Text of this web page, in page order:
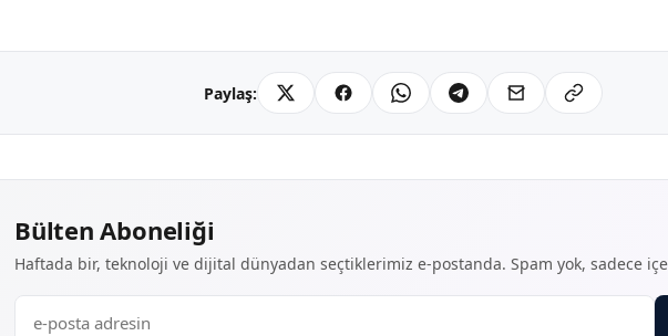
Paylaş:
Bülten Aboneliği
Haftada bir, teknoloji ve dijital dünyadan seçtiklerimiz e-postanda. Spam yok, sadece